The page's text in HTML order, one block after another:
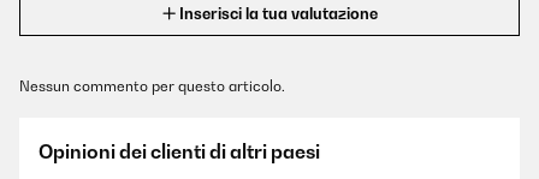
Inserisci la tua valutazione
Nessun commento per questo articolo.
Opinioni dei clienti di altri paesi